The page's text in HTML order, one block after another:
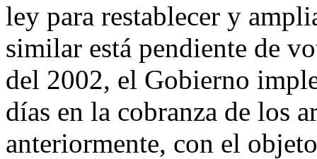
ley para restablecer y
similar está pendiente de
del 2002, el Gobierno
días en la cobranza de los
anteriormente, con el